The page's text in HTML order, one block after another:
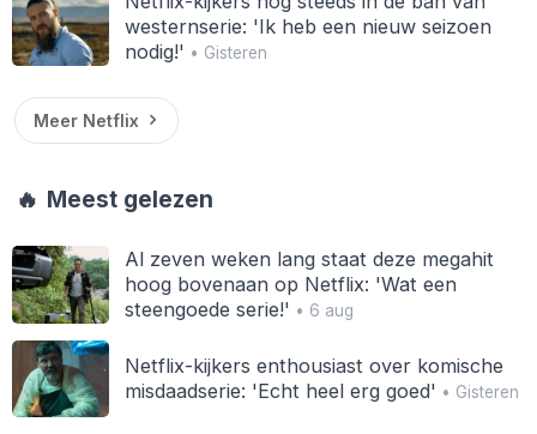
westernserie: 'Ik heb een nieuw seizoen
nodig!' • Gisteren
Meer Netflix
🔥 Meest gelezen
Al zeven weken lang staat deze megahit
hoog bovenaan op Netflix: 'Wat een
steengoede serie!' • 6 aug
Netflix-kijkers enthousiast over komische
misdaadserie: 'Echt heel erg goed' • Gisteren